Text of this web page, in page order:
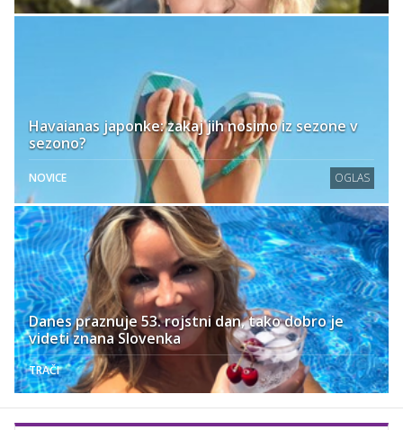
Havaianas japonke: zakaj jih nosimo iz sezone v
sezono?
NOVICE OGLAS
Danes praznuje 53. rojstni dan, tako dobro je
videti znana Slovenka
TRAČI